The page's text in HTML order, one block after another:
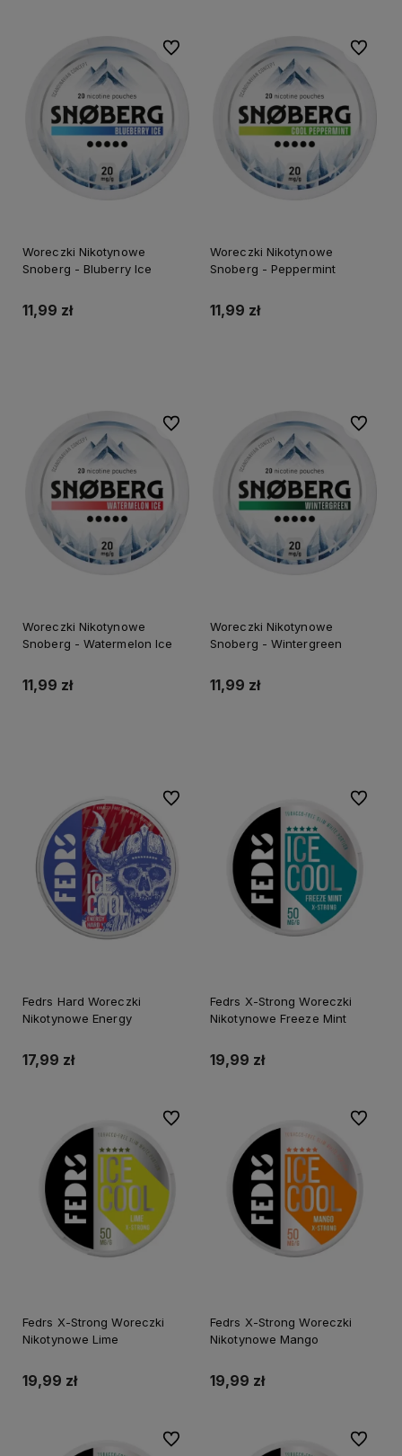
Woreczki Nikotynowe
Snoberg - Bluberry Ice
11,99 zł
Do ulubionych
Woreczki Nikotynowe
Snoberg - Peppermint
11,99 zł
Do
Woreczki Nikotynowe
Snoberg - Watermelon Ice
11,99 zł
Do ulubionych
Woreczki Nikotynowe
Snoberg - Wintergreen
11,99 zł
Do
Fedrs Hard Woreczki
Nikotynowe Energy
17,99 zł
Do ulubionych
Fedrs X-Strong Woreczki
Nikotynowe Freeze Mint
19,99 zł
Do
Fedrs X-Strong Woreczki
Nikotynowe Lime
19,99 zł
Do ulubionych
Fedrs X-Strong Woreczki
Nikotynowe Mango
19,99 zł
Do
Do ulubionych Do